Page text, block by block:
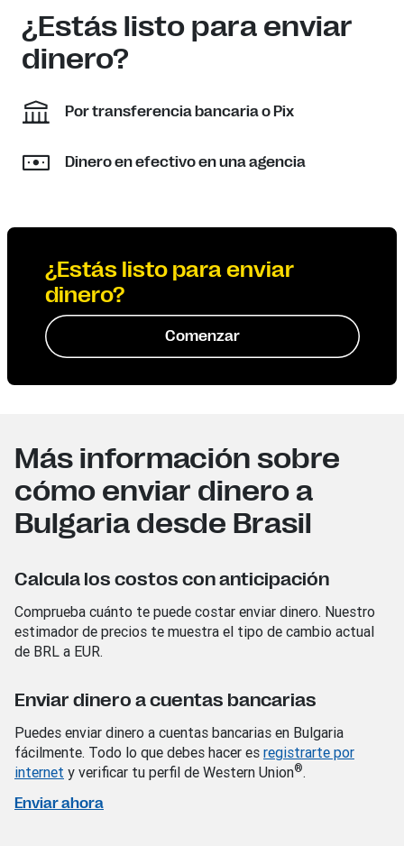
¿Estás listo para enviar
dinero?
Por transferencia bancaria o Pix
Dinero en efectivo en una agencia
¿Estás listo para enviar
dinero?
Comenzar
Más información sobre
cómo enviar dinero a
Bulgaria desde Brasil
Calcula los costos con anticipación
Comprueba cuánto te puede costar enviar dinero. Nuestro
estimador de precios te muestra el tipo de cambio actual
de BRL a EUR.
Enviar dinero a cuentas bancarias
Puedes enviar dinero a cuentas bancarias en Bulgaria
fácilmente. Todo lo que debes hacer es registrarte por
internet y verificar tu perfil de Western Union®.
Enviar ahora